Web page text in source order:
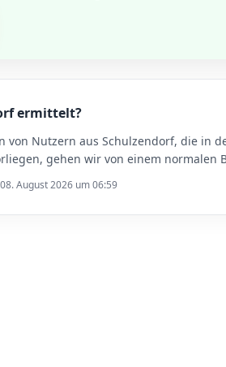
ermittelt?
Nutzern aus Schulzendorf, die in
gehen wir von einem normalen
August 2026 um 06:59